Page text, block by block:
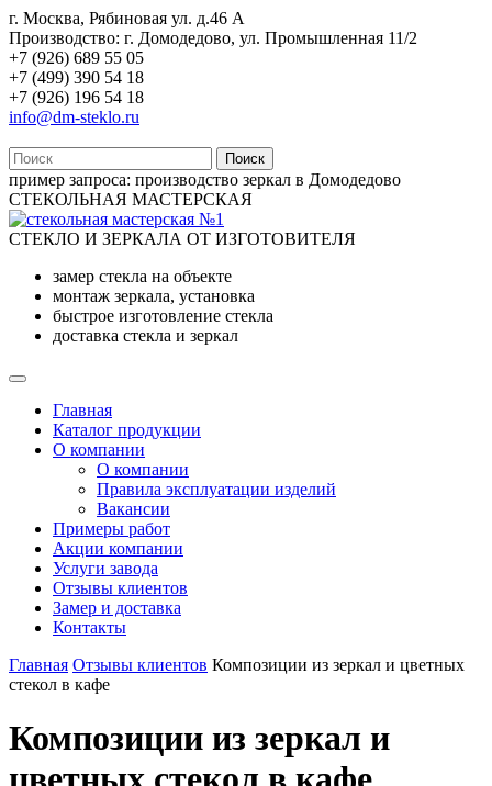
г. Москва, Рябиновая ул. д.46 А
Производство: г. Домодедово, ул. Промышленная 11/2
+7 (926) 689 55 05
+7 (499) 390 54 18
+7 (926) 196 54 18
info@dm-steklo.ru
Поиск
пример запроса: производство зеркал в Домодедово
СТЕКОЛЬНАЯ МАСТЕРСКАЯ
СТЕКЛО И ЗЕРКАЛА ОТ ИЗГОТОВИТЕЛЯ
замер стекла на объекте
монтаж зеркала, установка
быстрое изготовление стекла
доставка стекла и зеркал
Главная
Каталог продукции
О компании
О компании
Правила эксплуатации изделий
Вакансии
Примеры работ
Акции компании
Услуги завода
Отзывы клиентов
Замер и доставка
Контакты
Главная Отзывы клиентов Композиции из зеркал и цветных
стекол в кафе
Композиции из зеркал и